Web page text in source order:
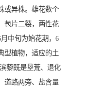
或异株。雄花数个
苞片二裂，两性花
中旬为始花期，6
型植物，适应的土
藜既是垦荒、退化
道路两旁、盐含量